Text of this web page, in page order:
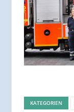
KATEGORIEN